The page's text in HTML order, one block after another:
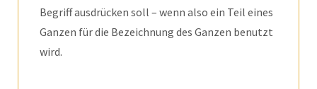
Begriff ausdrücken soll – wenn also ein Teil eines
Ganzen für die Bezeichnung des Ganzen benutzt
wird.